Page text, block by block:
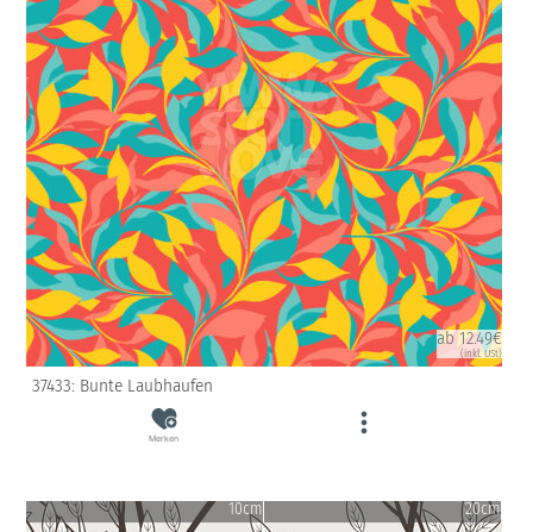
ab 12.49€
(inkl. USt)
37433: Bunte Laubhaufen
Merken
10cm 20cm